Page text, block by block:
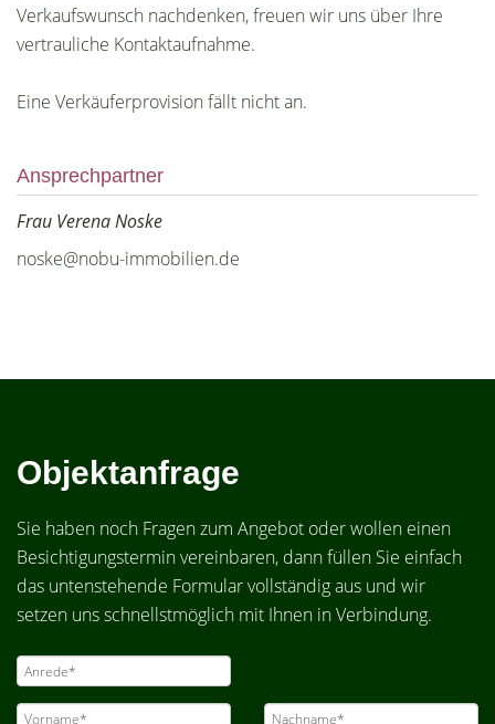
Verkaufswunsch nachdenken, freuen wir uns über Ihre
vertrauliche Kontaktaufnahme.
Eine Verkäuferprovision fällt nicht an.
Ansprechpartner
Frau Verena Noske
noske@nobu-immobilien.de
Objektanfrage
Sie haben noch Fragen zum Angebot oder wollen einen
Besichtigungstermin vereinbaren, dann füllen Sie einfach
das untenstehende Formular vollständig aus und wir
setzen uns schnellstmöglich mit Ihnen in Verbindung.